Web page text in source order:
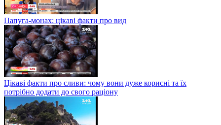
Папуга-монах: цікаві факти про вид
Цікаві факти про сливи: чому вони дуже корисні та їх
потрібно додати до свого раціону